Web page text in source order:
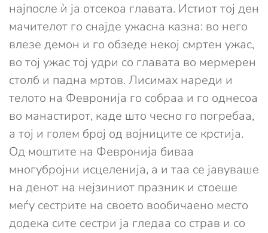
најпосле ѝ ја отсекоа главата. Истиот тој ден
мачителот го снајде ужасна казна: во него
влезе демон и го обзеде некој смртен ужас,
во тој ужас тој удри со главата во мермерен
столб и падна мртов. Лисимах нареди и
телото на Февронија го собраа и го однесоа
во манастирот, каде што чесно го погребаа,
а тој и голем број од војниците се крстија.
Од моштите на Февронија биваа
многубројни исцеленија, а и таа се јавуваше
на денот на нејзиниот празник и стоеше
меѓу сестрите на своето вообичаено место
додека сите сестри ја гледаа со страв и со